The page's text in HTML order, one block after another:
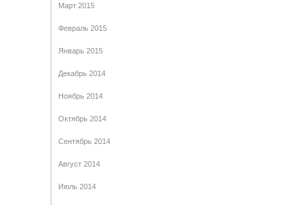
Март 2015
Февраль 2015
Январь 2015
Декабрь 2014
Ноябрь 2014
Октябрь 2014
Сентябрь 2014
Август 2014
Июль 2014